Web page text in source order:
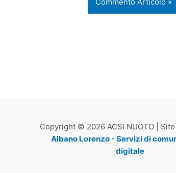
Copyright © 2026 ACSI NUOTO |
Albano Lorenzo - Servizi di
digitale